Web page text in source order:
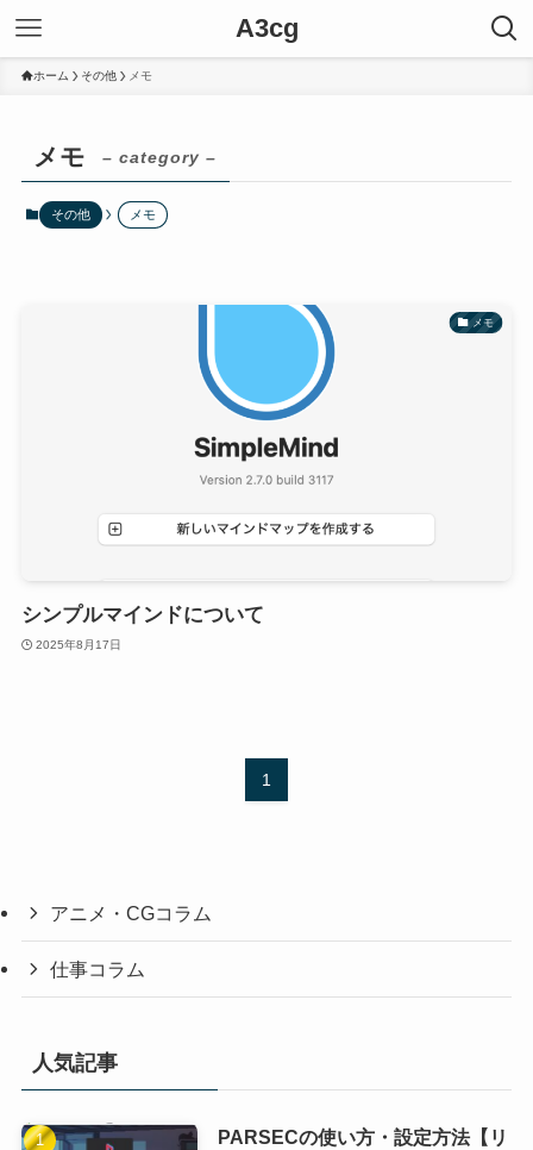
A3cg
ホーム その他 メモ
メモ – category –
その他 メモ
メモ
シンプルマインドについて
2025年8月17日
1
アニメ・CGコラム
仕事コラム
人気記事
PARSECの使い方・設定方法【リ